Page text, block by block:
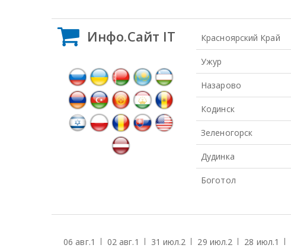
Инфо.Сайт IT Красноярский Край
Ужур
Назарово
Кодинск
Зеленогорск
Дудинка
Боготол
06 авг.1 02 авг.1 31 июл.2 29 июл.2 28 июл.1